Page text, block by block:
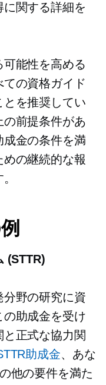
関する詳細を
能性を高める
の資格ガイド
を推奨してい
の前提条件があ
成金の条件を満
の継続的な報
(STTR)
野の研究に資
助成金を受け
正式な協力関
助成金、あな
他の要件を満た